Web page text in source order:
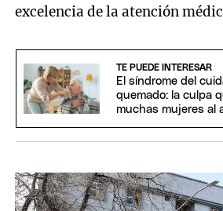
excelencia de la atención
TE PUEDE INTERESAR
El síndrome del
quemado: la culpa
muchas mujeres al